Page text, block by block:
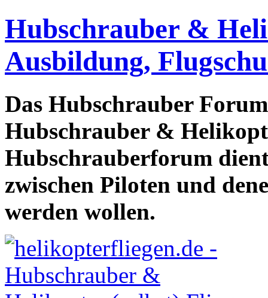
Hubschrauber &
Ausbildung,
Das Hubschrauber
Hubschrauber &
Hubschrauberforum
zwischen Piloten und
werden wollen.